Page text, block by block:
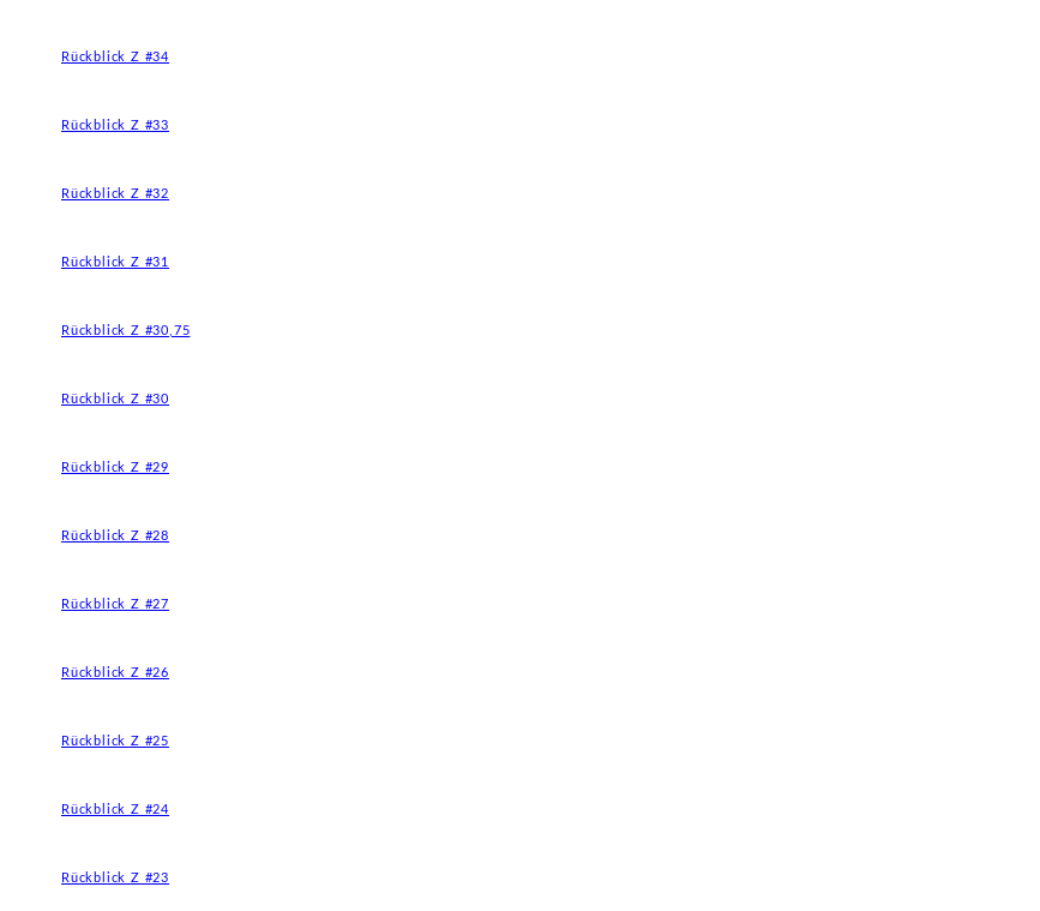
Rückblick Z #34
Rückblick Z #33
Rückblick Z #32
Rückblick Z #31
Rückblick Z #30,75
Rückblick Z #30
Rückblick Z #29
Rückblick Z #28
Rückblick Z #27
Rückblick Z #26
Rückblick Z #25
Rückblick Z #24
Rückblick Z #23